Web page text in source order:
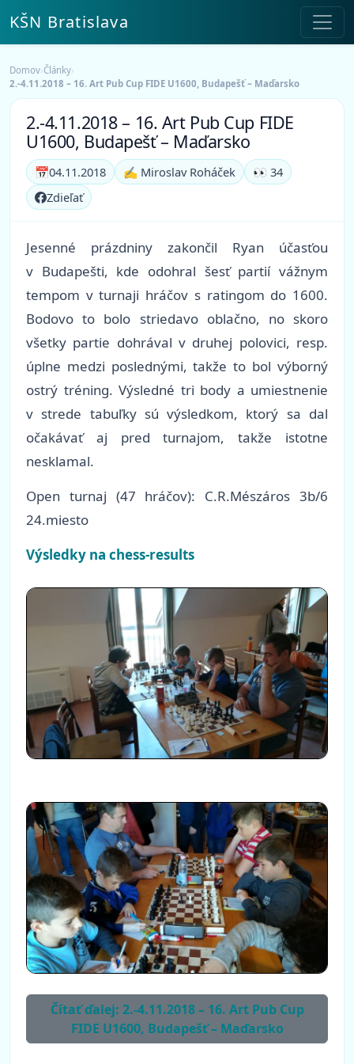
KŠN Bratislava
Domov›Články›
2.-4.11.2018 – 16. Art Pub Cup FIDE U1600, Budapešť – Maďarsko
2.-4.11.2018 – 16. Art Pub Cup FIDE
U1600, Budapešť – Maďarsko
📅04.11.2018 ✍️ Miroslav Roháček
👀 34
Zdieľať
Jesenné prázdniny zakončil Ryan účasťou
v Budapešti, kde odohral šesť partií vážnym
tempom v turnaji hráčov s ratingom do 1600.
Bodovo to bolo striedavo oblačno, no skoro
všetky partie dohrával v druhej polovici, resp.
úplne medzi poslednými, takže to bol výborný
ostrý tréning. Výsledné tri body a umiestnenie
v strede tabuľky sú výsledkom, ktorý sa dal
očakávať aj pred turnajom, takže istotne
nesklamal.
Open turnaj (47 hráčov): C.R.Mészáros 3b/6
24.miesto
Výsledky na chess-results
Čítať ďalej: 2.-4.11.2018 – 16. Art Pub Cup
FIDE U1600, Budapešť – Maďarsko